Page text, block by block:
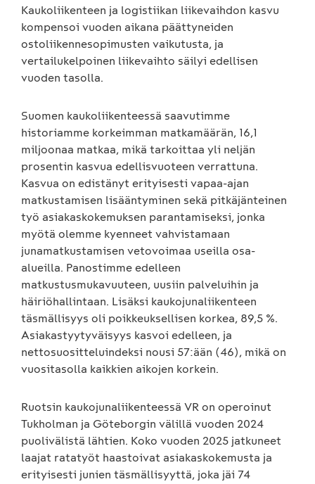
Kaukoliikenteen ja logistiikan liikevaihdon kasvu
kompensoi vuoden aikana päättyneiden
ostoliikennesopimusten vaikutusta, ja
vertailukelpoinen liikevaihto säilyi edellisen
vuoden tasolla.
Suomen kaukoliikenteessä saavutimme
historiamme korkeimman matkamäärän, 16,1
miljoonaa matkaa, mikä tarkoittaa yli neljän
prosentin kasvua edellisvuoteen verrattuna.
Kasvua on edistänyt erityisesti vapaa-ajan
matkustamisen lisääntyminen sekä pitkäjänteinen
työ asiakaskokemuksen parantamiseksi, jonka
myötä olemme kyenneet vahvistamaan
junamatkustamisen vetovoimaa useilla osa-
alueilla. Panostimme edelleen
matkustusmukavuuteen, uusiin palveluihin ja
häiriöhallintaan. Lisäksi kaukojunaliikenteen
täsmällisyys oli poikkeuksellisen korkea, 89,5 %.
Asiakastyytyväisyys kasvoi edelleen, ja
nettosuositteluindeksi nousi 57:ään (46), mikä on
vuositasolla kaikkien aikojen korkein.
Ruotsin kaukojunaliikenteessä VR on operoinut
Tukholman ja Göteborgin välillä vuoden 2024
puolivälistä lähtien. Koko vuoden 2025 jatkuneet
laajat ratatyöt haastoivat asiakaskokemusta ja
erityisesti junien täsmällisyyttä, joka jäi 74